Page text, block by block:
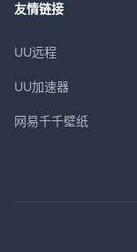
友情链接
UU远程
UU加速器
网易千千壁纸